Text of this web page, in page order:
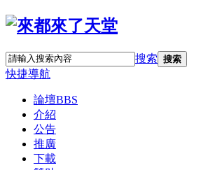
搜索 搜索
快捷導航
論壇BBS
介紹
公告
推廣
下載